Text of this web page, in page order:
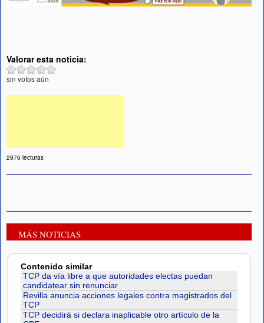
Valorar esta noticia:
sin votos aún
2976 lecturas
MÁS NOTICIAS
Contenido similar
TCP da vía libre a que autoridades electas puedan
candidatear sin renunciar
Revilla anuncia acciones legales contra magistrados del
TCP
TCP decidirá si declara inaplicable otro artículo de la